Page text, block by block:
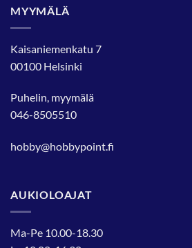
MYYMÄLÄ
Kaisaniemenkatu 7
00100 Helsinki
Puhelin, myymälä
046-8505510
hobby@hobbypoint.fi
AUKIOLOAJAT
Ma-Pe 10.00-18.30